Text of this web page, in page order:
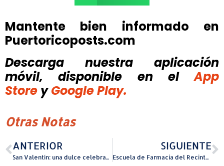
Mantente bien informado en
Puertoricoposts.com
Descarga nuestra aplicación
móvil, disponible
en el
App
Store y Google Play.
Otras Notas
ANTERIOR
San Valentín: una dulce celebración que puede ser peligrosa para perros y gatos
SIGUIENTE
Escuela de Farmacia del Recinto de Ciencias Médicas-UPR celebra